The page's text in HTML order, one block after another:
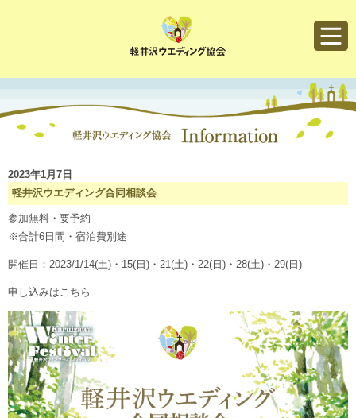
軽井沢ウエディング協会
2023年1月7日
軽井沢ウエディング合同相談会
参加無料・要予約
※合計6日間・宿泊費別途
開催日：2023/1/14(土)・15(日)・21(土)・22(日)・28(土)・29(日)
申し込みはこちら